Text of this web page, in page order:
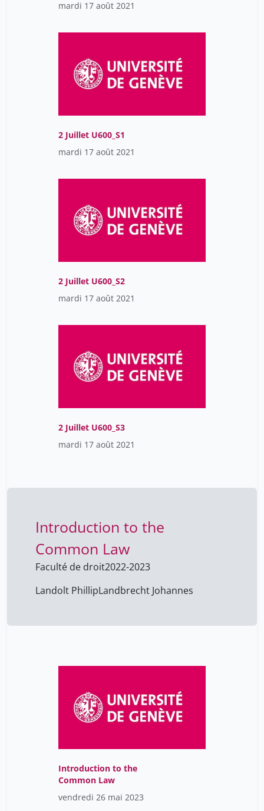
mardi 17 août 2021
2 Juillet U600_S1
mardi 17 août 2021
2 Juillet U600_S2
mardi 17 août 2021
2 Juillet U600_S3
mardi 17 août 2021
Introduction to the
Common Law
Faculté de droit2022-2023
Landolt PhillipLandbrecht Johannes
Introduction to the
Common Law
vendredi 26 mai 2023